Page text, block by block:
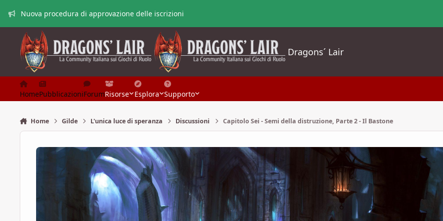
Nuova procedura di approvazione delle iscrizioni
Dragons´ Lair
HomePubblicazioniForumRisorse Esplora Supporto
Home Gilde L'unica luce di speranza Discussioni Capitolo Sei - Semi della distruzione, Parte 2 - Il Bastone